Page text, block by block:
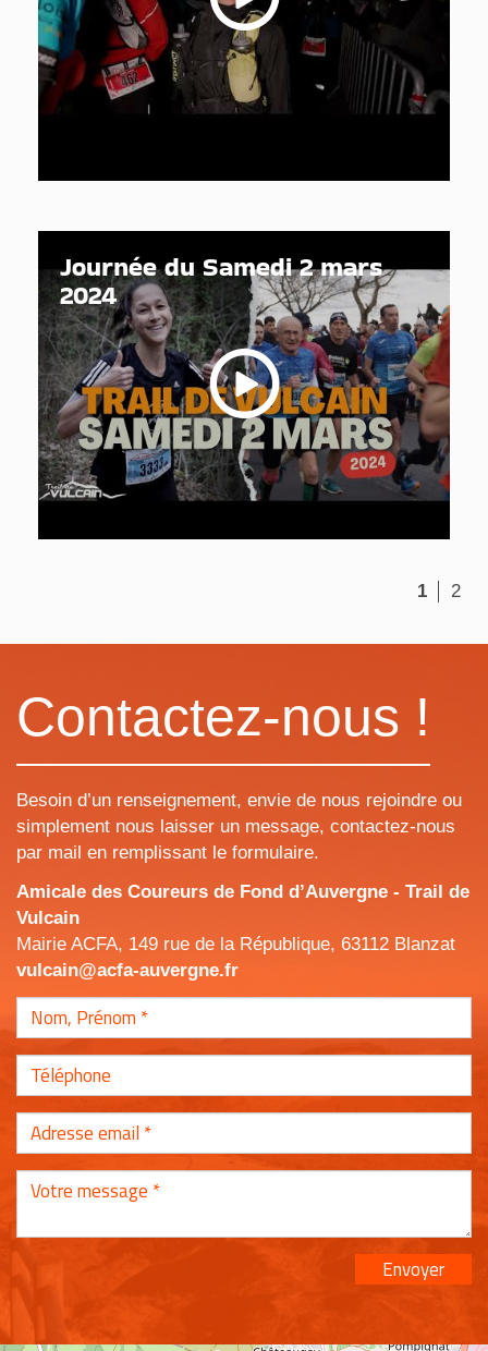
Journée du Samedi 2 mars
2024
1 2
Contactez-nous !
Besoin d’un renseignement, envie de nous rejoindre ou
simplement nous laisser un message, contactez-nous
par mail en remplissant le formulaire.
Amicale des Coureurs de Fond d’Auvergne - Trail de
Vulcain
Mairie ACFA, 149 rue de la République, 63112 Blanzat
vulcain@acfa-auvergne.fr
Envoyer